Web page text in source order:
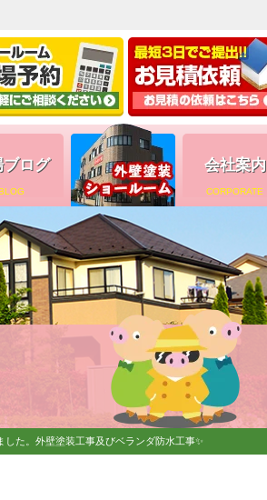
ブログ 会社案内
CORPORATE
た。外壁塗装工事及びベランダ防水工事✨